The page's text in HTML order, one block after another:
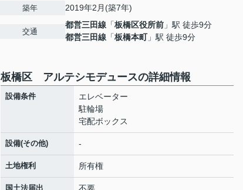
築年 2019年2月(築7年)
交通
都営三田線 「板橋区役所前 」駅 徒歩9分
都営三田線 「板橋本町」駅 徒歩9分
板橋区 アルテシモデュースの詳細情報
設備条件
エレベーター
駐輪場
宅配ボックス
設備(その他) -
土地権利 所有権
国土法届出